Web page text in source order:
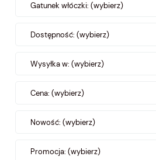
Gatunek włóczki: (wybierz)
Dostępność: (wybierz)
Wysyłka w: (wybierz)
Cena: (wybierz)
Nowość: (wybierz)
Promocja: (wybierz)